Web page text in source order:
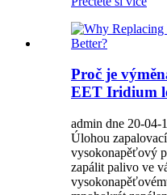
Proč je
EET Iridium
admin dne 20-04-
Úlohou
vysokonapěťový
zapálit palivo ve